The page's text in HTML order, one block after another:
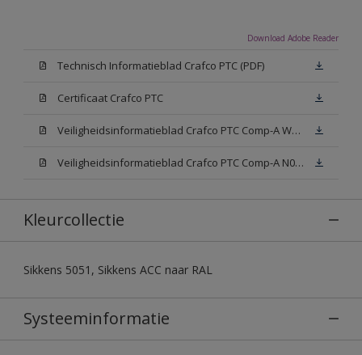
Download Adobe Reader
Technisch Informatieblad Crafco PTC (PDF)
Certificaat Crafco PTC
Veiligheidsinformatieblad Crafco PTC Comp-A W05 (MSDS)
Veiligheidsinformatieblad Crafco PTC Comp-A N00 (MSDS)
Kleurcollectie
Sikkens 5051, Sikkens ACC naar RAL
Systeeminformatie